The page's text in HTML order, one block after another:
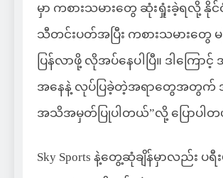
မှာ ကစားသမားတွေ ဆုံးရှုံးခဲ့ရလို့ နို
သီတင်းပတ်အပြီး ကစားသမားတွေ မ
ပြန်လာဖို့ လိုအပ်နေပါပြီ။ ဒါကြော
အနေနဲ့ လုပ်ပြခဲ့တဲ့အရာတွေအတွက်
အသိအမှတ်ပြုပါတယ်”လို့ ပြောပါ
Sky Sports နဲ့တွေ့ဆုံချိန်မှာလည်း ပရီ